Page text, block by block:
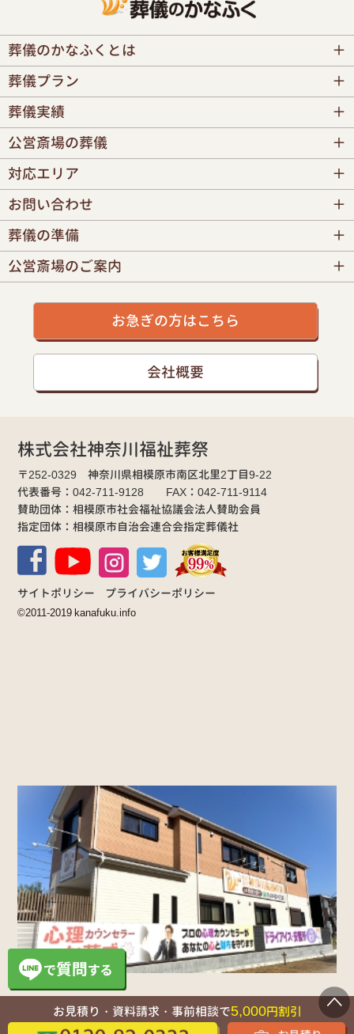
葬儀のかなふくとは
葬儀プラン
葬儀実績
公営斎場の葬儀
対応エリア
お問い合わせ
葬儀の準備
公営斎場のご案内
お急ぎの方はこちら
会社概要
株式会社神奈川福祉葬祭
〒252-0329 神奈川県相模原市南区北里2丁目9-22
代表番号：042-711-9128 FAX：042-711-9114
賛助団体：相模原市社会福祉協議会法人賛助会員
指定団体：相模原市自治会連合会指定葬儀社
サイトポリシー プライバシーポリシー
©2011-2019 kanafuku.info
お見積り・資料請求・事前相談で5,000円割引